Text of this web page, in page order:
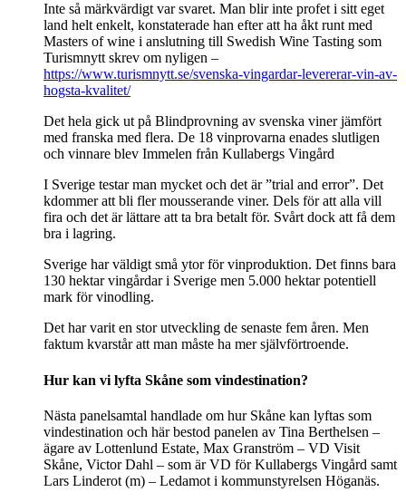
Inte så märkvärdigt var svaret. Man blir inte profet i sitt eget
land helt enkelt, konstaterade han efter att ha åkt runt med
Masters of wine i anslutning till Swedish Wine Tasting som
Turismnytt skrev om nyligen –
https://www.turismnytt.se/svenska-vingardar-levererar-vin-av-
hogsta-kvalitet/
Det hela gick ut på Blindprovning av svenska viner jämfört
med franska med flera. De 18 vinprovarna enades slutligen
och vinnare blev Immelen från Kullabergs Vingård
I Sverige testar man mycket och det är ”trial and error”. Det
kdommer att bli fler mousserande viner. Dels för att alla vill
fira och det är lättare att ta bra betalt för. Svårt dock att få dem
bra i lagring.
Sverige har väldigt små ytor för vinproduktion. Det finns bara
130 hektar vingårdar i Sverige men 5.000 hektar potentiell
mark för vinodling.
Det har varit en stor utveckling de senaste fem åren. Men
faktum kvarstår att man måste ha mer självförtroende.
Hur kan vi lyfta Skåne som vindestination?
Nästa panelsamtal handlade om hur Skåne kan lyftas som
vindestination och här bestod panelen av Tina Berthelsen –
ägare av Lottenlund Estate, Max Granström – VD Visit
Skåne, Victor Dahl – som är VD för Kullabergs Vingård samt
Lars Linderot (m) – Ledamot i kommunstyrelsen Höganäs.